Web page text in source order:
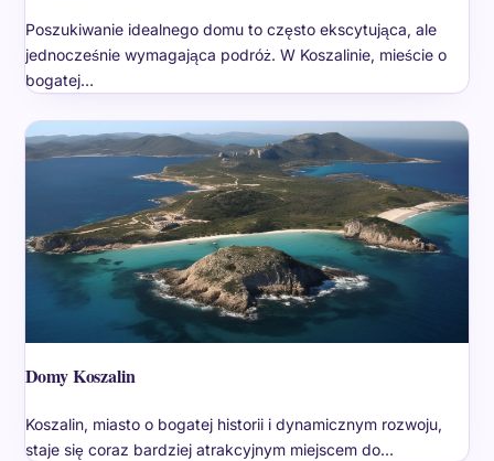
Poszukiwanie idealnego domu to często ekscytująca, ale
jednocześnie wymagająca podróż. W Koszalinie, mieście o
bogatej…
Domy Koszalin
Koszalin, miasto o bogatej historii i dynamicznym rozwoju,
staje się coraz bardziej atrakcyjnym miejscem do…